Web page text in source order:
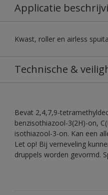
Applicatie
Kwast, roller en airless
Technische &
Bevat 2,4,7,9-
benzisothiazool-3(2H)-on,
isothiazool-3-on. Kan een
Let op! Bij verneveling
druppels worden gevormd.